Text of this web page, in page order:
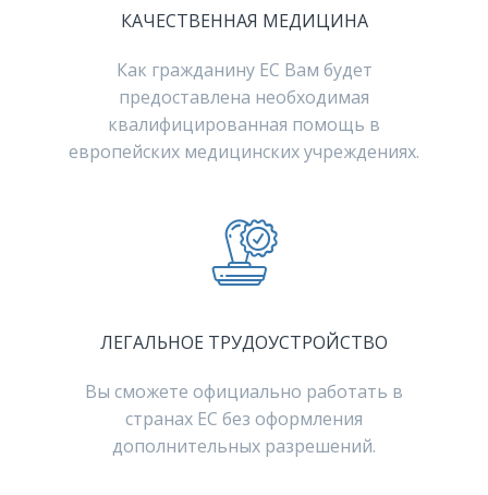
КАЧЕСТВЕННАЯ МЕДИЦИНА
Как гражданину ЕС Вам будет
предоставлена необходимая
квалифицированная помощь в
европейских медицинских учреждениях.
ЛЕГАЛЬНОЕ ТРУДОУСТРОЙСТВО
Вы сможете официально работать в
странах ЕС без оформления
дополнительных разрешений.